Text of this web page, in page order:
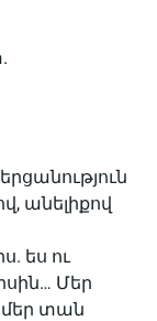
անելիքով
ես ու
Մեր
մեր տան